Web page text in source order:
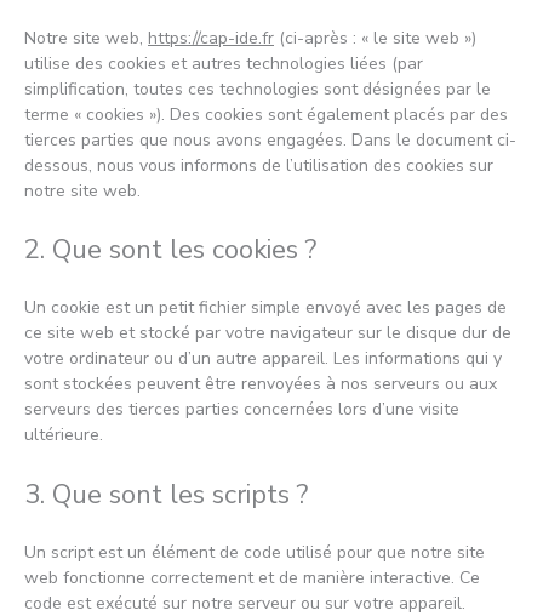
Notre site web, https://cap-ide.fr (ci-après : « le site web »)
utilise des cookies et autres technologies liées (par
simplification, toutes ces technologies sont désignées par le
terme « cookies »). Des cookies sont également placés par des
tierces parties que nous avons engagées. Dans le document ci-
dessous, nous vous informons de l’utilisation des cookies sur
notre site web.
2. Que sont les cookies ?
Un cookie est un petit fichier simple envoyé avec les pages de
ce site web et stocké par votre navigateur sur le disque dur de
votre ordinateur ou d’un autre appareil. Les informations qui y
sont stockées peuvent être renvoyées à nos serveurs ou aux
serveurs des tierces parties concernées lors d’une visite
ultérieure.
3. Que sont les scripts ?
Un script est un élément de code utilisé pour que notre site
web fonctionne correctement et de manière interactive. Ce
code est exécuté sur notre serveur ou sur votre appareil.